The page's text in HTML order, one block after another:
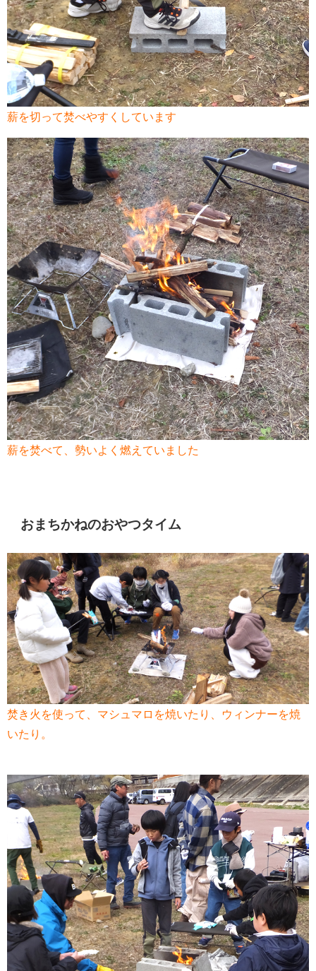
薪を切って焚べやすくしています
薪を焚べて、勢いよく燃えていました
おまちかねのおやつタイム
焚き火を使って、マシュマロを焼いたり、ウィンナーを焼
いたり。